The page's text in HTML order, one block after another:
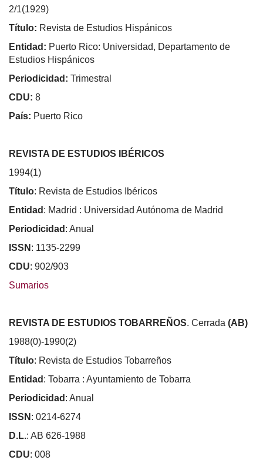
2/1(1929)
Título: Revista de Estudios Hispánicos
Entidad: Puerto Rico: Universidad, Departamento de
Estudios Hispánicos
Periodicidad: Trimestral
CDU: 8
País: Puerto Rico
REVISTA DE ESTUDIOS IBÉRICOS
1994(1)
Título: Revista de Estudios Ibéricos
Entidad : Madrid : Universidad Autónoma de Madrid
Periodicidad : Anual
ISSN : 1135-2299
CDU: 902/903
Sumarios
REVISTA DE ESTUDIOS TOBARREÑOS. Cerrada (AB)
1988(0)-1990(2)
Título: Revista de Estudios Tobarreños
Entidad : Tobarra : Ayuntamiento de Tobarra
Periodicidad : Anual
ISSN : 0214-6274
D.L.: AB 626-1988
CDU: 008